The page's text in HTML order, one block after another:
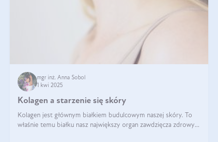
mgr inż. Anna Sobol
1 kwi 2025
Kolagen a starzenie się skóry
Kolagen jest głównym białkiem budulcowym naszej skóry. To
właśnie temu białku nasz największy organ zawdzięcza zdrowy